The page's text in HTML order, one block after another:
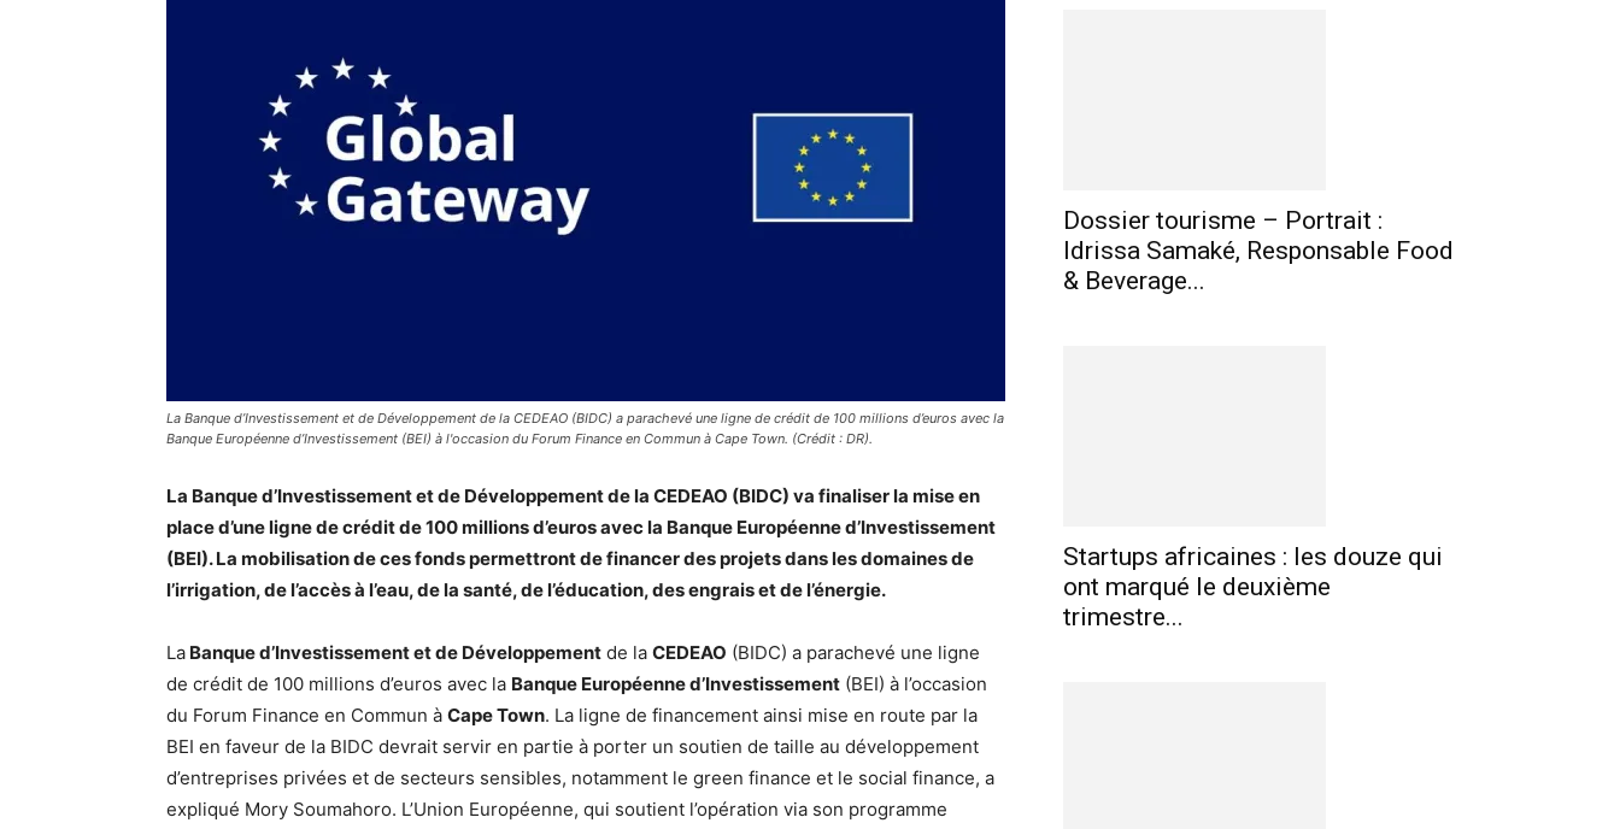
La Banque d’Investissement et de Développement de la CEDEAO (BIDC) a parachevé une ligne de crédit de 100 millions d’euros avec la
Banque Européenne d’Investissement (BEI) à l'occasion du Forum Finance en Commun à Cape Town. (Crédit : DR).
La Banque d’Investissement et de Développement de la CEDEAO (BIDC) va finaliser la mise en
place d’une ligne de crédit de 100 millions d’euros avec la Banque Européenne d’Investissement
(BEI). La mobilisation de ces fonds permettront de financer des projets dans les domaines de
l’irrigation, de l’accès à l’eau, de la santé, de l’éducation, des engrais et de l’énergie.
La Banque d’Investissement et de Développement de la CEDEAO (BIDC) a parachevé une ligne
de crédit de 100 millions d’euros avec la Banque Européenne d’Investissement (BEI) à l’occasion
du Forum Finance en Commun à Cape Town. La ligne de financement ainsi mise en route par la
BEI en faveur de la BIDC devrait servir en partie à porter un soutien de taille au développement
d’entreprises privées et de secteurs sensibles, notamment le green finance et le social finance, a
expliqué Mory Soumahoro. L’Union Européenne, qui soutient l’opération via son programme
Dossier tourisme – Portrait :
Idrissa Samaké, Responsable Food
& Beverage...
Startups africaines : les douze qui
ont marqué le deuxième
trimestre...